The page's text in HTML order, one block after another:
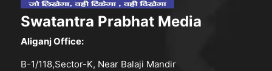
Swatantra Prabhat Media
Aliganj Office:
B-1/118,Sector-K, Near Balaji Mandir